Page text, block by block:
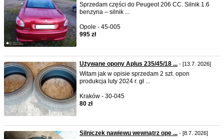
Sprzedam części do Peugeot 206 CC. Silnik 1.6
benzyna – silnik ...
Opole - 45-005
995 zł
Używane opony Aplus 235/45/18 ... - [13.7. 2026]
Witam jak w opisie sprzedam 2 szt. opon
produkcja luty 2024 r. gł ...
Kraków - 30-045
80 zł
Silniczek nawiewu wewnątrz ope ... - [8.7. 2026]